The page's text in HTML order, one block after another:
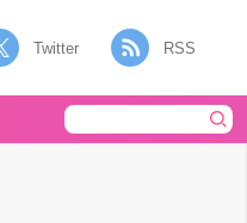
Twitter RSS